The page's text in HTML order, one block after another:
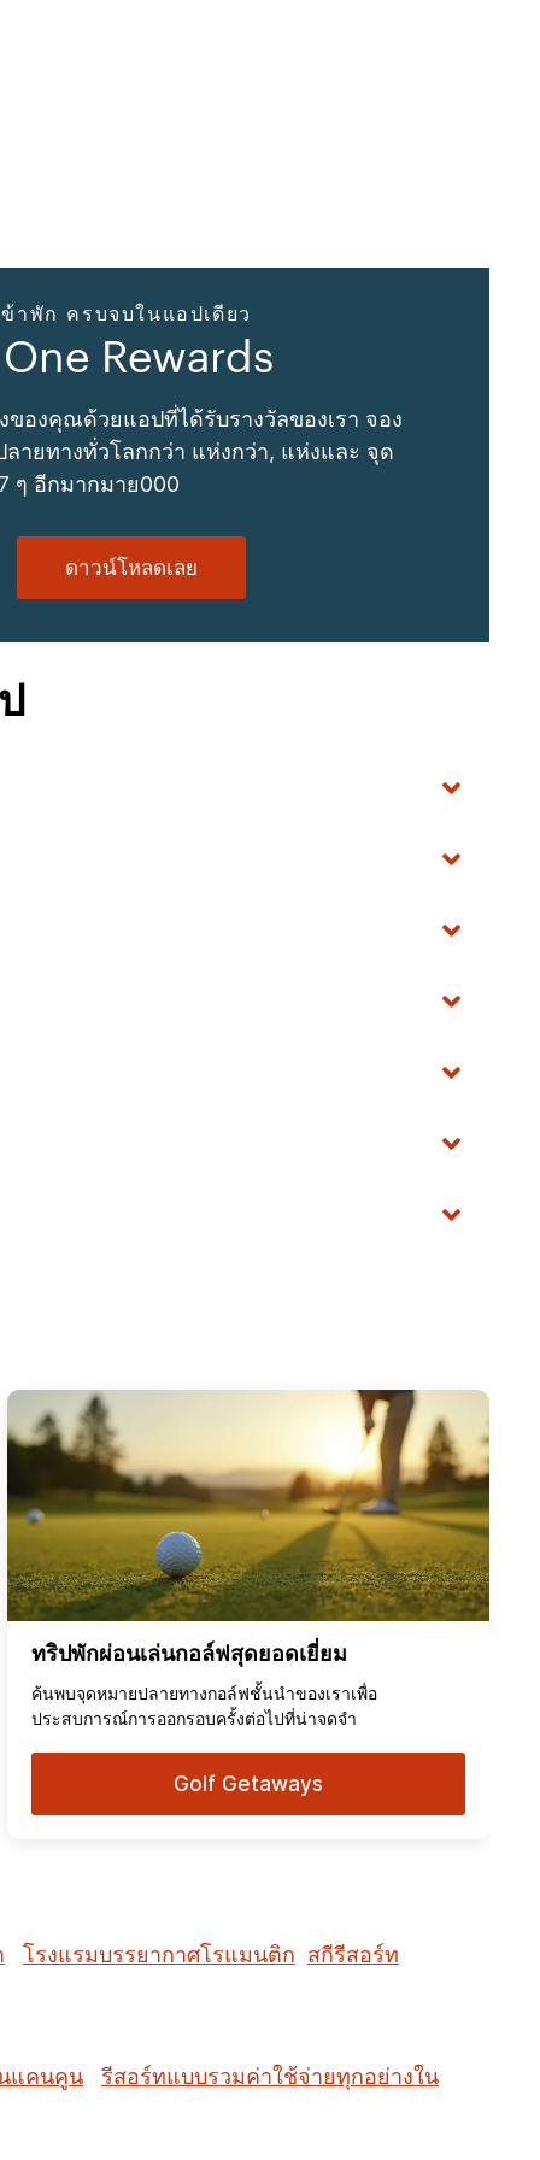
าพัก ครบจบในแอปเดียว
Rewards
ของคุณด้วยแอปที่ได้รับรางวัลของเรา จอง
ายทางทั่วโลกกว่า แห่งกว่า, แห่งและ จุด
ๆ อีกมากมาย000
ดาวน์โหลดเลย
ทริปพักผ่อนเล่นกอล์ฟสุดยอดเยี่ยม
ค้นพบจุดหมายปลายทางกอล์ฟชั้นนำของเราเพื่อ
ประสบการณ์การออกรอบครั้งต่อไปที่น่าจดจำ
Golf Getaways
โรงแรมบรรยากาศโรแมนติก สกีรีสอร์ท
แคนคูน
รีสอร์ทแบบรวมค่าใช้จ่ายทุกอย่างใน